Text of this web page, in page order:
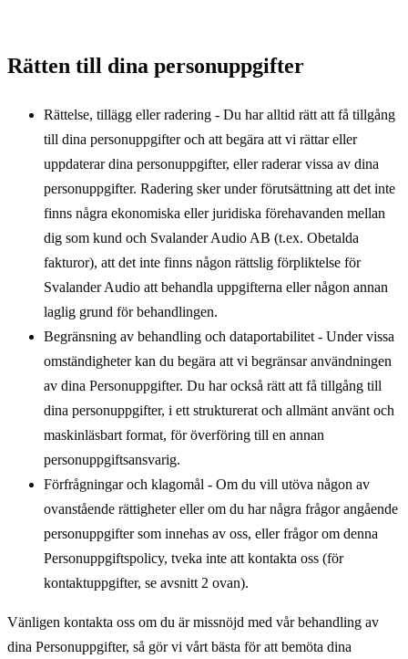
Rätten till dina personuppgifter
Rättelse, tillägg eller radering - Du har alltid rätt att få tillgång
till dina personuppgifter och att begära att vi rättar eller
uppdaterar dina personuppgifter, eller raderar vissa av dina
personuppgifter. Radering sker under förutsättning att det inte
finns några ekonomiska eller juridiska förehavanden mellan
dig som kund och Svalander Audio AB (t.ex. Obetalda
fakturor), att det inte finns någon rättslig förpliktelse för
Svalander Audio att behandla uppgifterna eller någon annan
laglig grund för behandlingen.
Begränsning av behandling och dataportabilitet - Under vissa
omständigheter kan du begära att vi begränsar användningen
av dina Personuppgifter. Du har också rätt att få tillgång till
dina personuppgifter, i ett strukturerat och allmänt använt och
maskinläsbart format, för överföring till en annan
personuppgiftsansvarig.
Förfrågningar och klagomål - Om du vill utöva någon av
ovanstående rättigheter eller om du har några frågor angående
personuppgifter som innehas av oss, eller frågor om denna
Personuppgiftspolicy, tveka inte att kontakta oss (för
kontaktuppgifter, se avsnitt 2 ovan).
Vänligen kontakta oss om du är missnöjd med vår behandling av
dina Personuppgifter, så gör vi vårt bästa för att bemöta dina